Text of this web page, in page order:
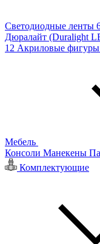
Светодиодные ленты
Дюралайт (Duralight
12 Акриловые фигуры
Мебель
Консоли Манекены
Комплектующие